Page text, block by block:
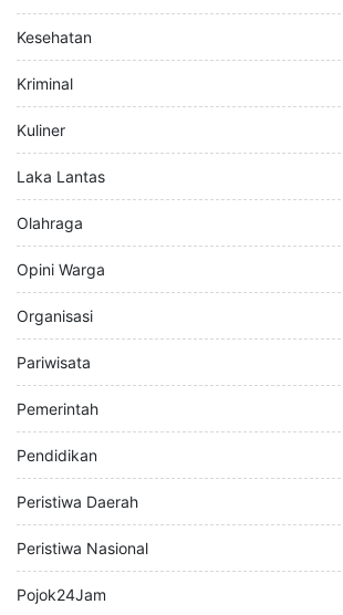
Internasional
Kesehatan
Kriminal
Kuliner
Laka Lantas
Olahraga
Opini Warga
Organisasi
Pariwisata
Pemerintah
Pendidikan
Peristiwa Daerah
Peristiwa Nasional